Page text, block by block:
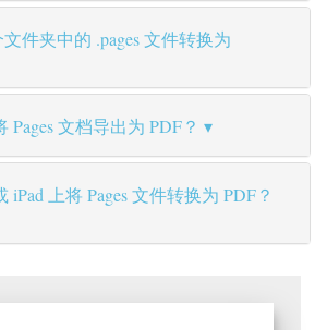
件夹中的 .pages 文件转换为
Pages 文档导出为 PDF？
iPad 上将 Pages 文件转换为 PDF？